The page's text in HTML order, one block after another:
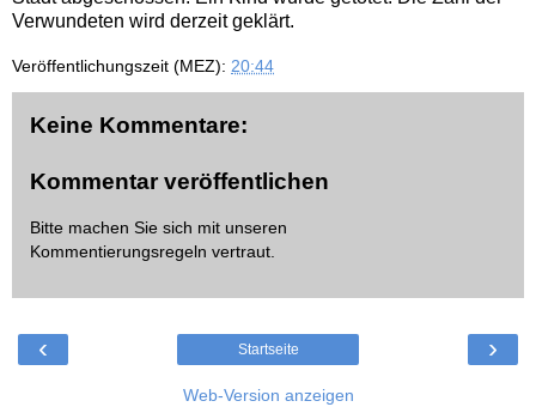
Verwundeten wird derzeit geklärt.
Veröffentlichungszeit (MEZ): 20:44
Keine Kommentare:
Kommentar veröffentlichen
Bitte machen Sie sich mit unseren
Kommentierungsregeln vertraut.
‹ ›
Startseite
Web-Version anzeigen